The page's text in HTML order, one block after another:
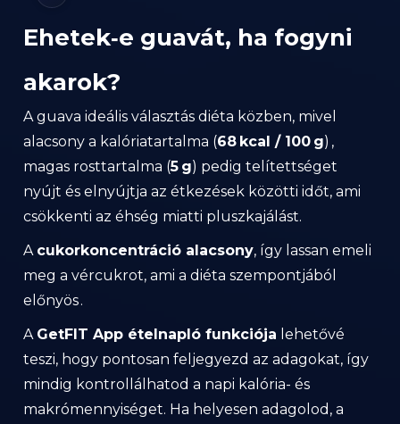
Ehetek‑e guavát, ha fogyni
akarok?
A guava ideális választás diéta közben, mivel
alacsony a kalóriatartalma (68 kcal / 100 g) ,
magas rosttartalma (5 g) pedig telítettséget
nyújt és elnyújtja az étkezések közötti időt, ami
csökkenti az éhség miatti pluszkajálást.
A cukorkoncentráció alacsony, így lassan emeli
meg a vércukrot, ami a diéta szempontjából
előnyös .
A GetFIT App ételnapló funkciója lehetővé
teszi, hogy pontosan feljegyezd az adagokat, így
mindig kontrollálhatod a napi kalória- és
makrómennyiséget. Ha helyesen adagolod, a